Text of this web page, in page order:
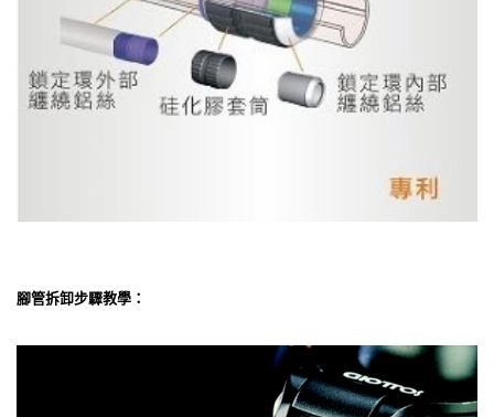
腳管拆卸步驟教學：